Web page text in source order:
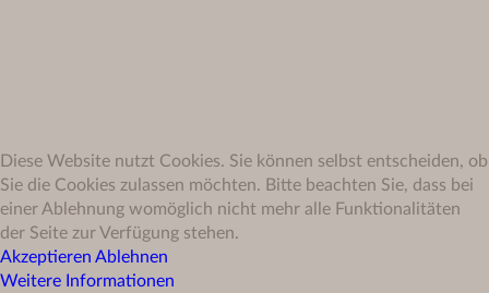
Diese Website nutzt Cookies. Sie können selbst entscheiden, ob
Sie die Cookies zulassen möchten. Bitte beachten Sie, dass bei
einer Ablehnung womöglich nicht mehr alle Funktionalitäten
der Seite zur Verfügung stehen.
Akzeptieren Ablehnen
Weitere Informationen